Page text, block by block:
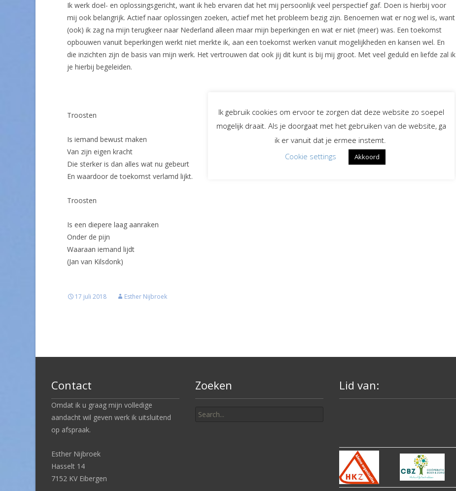
Ik werk doel- en oplossingsgericht, want ik heb ervaren dat het mij persoonlijk veel perspectief gaf. Doen is hierbij voor
mij ook belangrijk. Actief naar oplossingen zoeken, actief met het probleem bezig zijn. Benoemen wat er nog wel is, want
(ook) ik zag na mijn terugkeer naar Nederland alleen maar mijn beperkingen en wat er niet (meer) was. Een toekomst
opbouwen vanuit beperkingen werkt niet merkte ik, aan een toekomst werken vanuit mogelijkheden en kansen wel. En
die inzichten zijn de basis van mijn werk. Het vertrouwen dat ook jij dit kunt is bij mij groot. Met veel geduld en liefde zal ik
je hierbij begeleiden.
Troosten
Is iemand bewust maken
Van zijn eigen kracht
Die sterker is dan alles wat nu gebeurt
En waardoor de toekomst verlamd lijkt.
Troosten
Is een diepere laag aanraken
Onder de pijn
Waaraan iemand lijdt
(Jan van Kilsdonk)
17 juli 2018 Esther Nijbroek
Contact
Omdat ik u graag mijn volledige
aandacht wil geven werk ik uitsluitend
op afspraak.
Esther Nijbroek
Hasselt 14
7152 KV Eibergen
Zoeken
for:
Lid van:
Ik gebruik cookies om ervoor te zorgen dat deze website zo soepel
mogelijk draait. Als je doorgaat met het gebruiken van de website, ga
ik er vanuit dat je ermee instemt.
Cookie settings
Akkoord